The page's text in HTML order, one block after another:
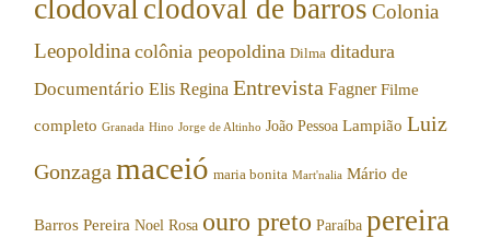
clodoval clodoval de barros Colonia
Leopoldina colônia peopoldina Dilma ditadura
Documentário Elis Regina Entrevista Fagner Filme
completo Granada Hino Jorge de Altinho João Pessoa Lampião Luiz
Gonzaga maceió maria bonita Mart'nalia Mário de
Barros Pereira Noel Rosa ouro preto Paraíba pereira